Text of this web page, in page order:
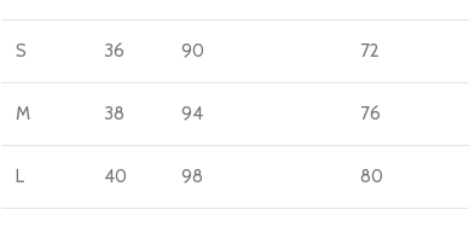
S 36 90 72
M 38 94 76
L 40 98 80